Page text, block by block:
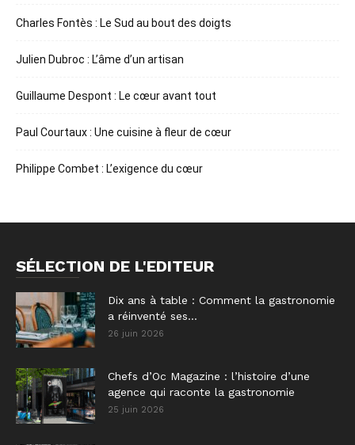
Charles Fontès : Le Sud au bout des doigts
Julien Dubroc : L’âme d’un artisan
Guillaume Despont : Le cœur avant tout
Paul Courtaux : Une cuisine à fleur de cœur
Philippe Combet : L’exigence du cœur
SÉLECTION DE L'EDITEUR
Dix ans à table : Comment la gastronomie
a réinventé ses...
26 juin 2026
Chefs d’Oc Magazine : l’histoire d’une
agence qui raconte la gastronomie
25 juin 2026